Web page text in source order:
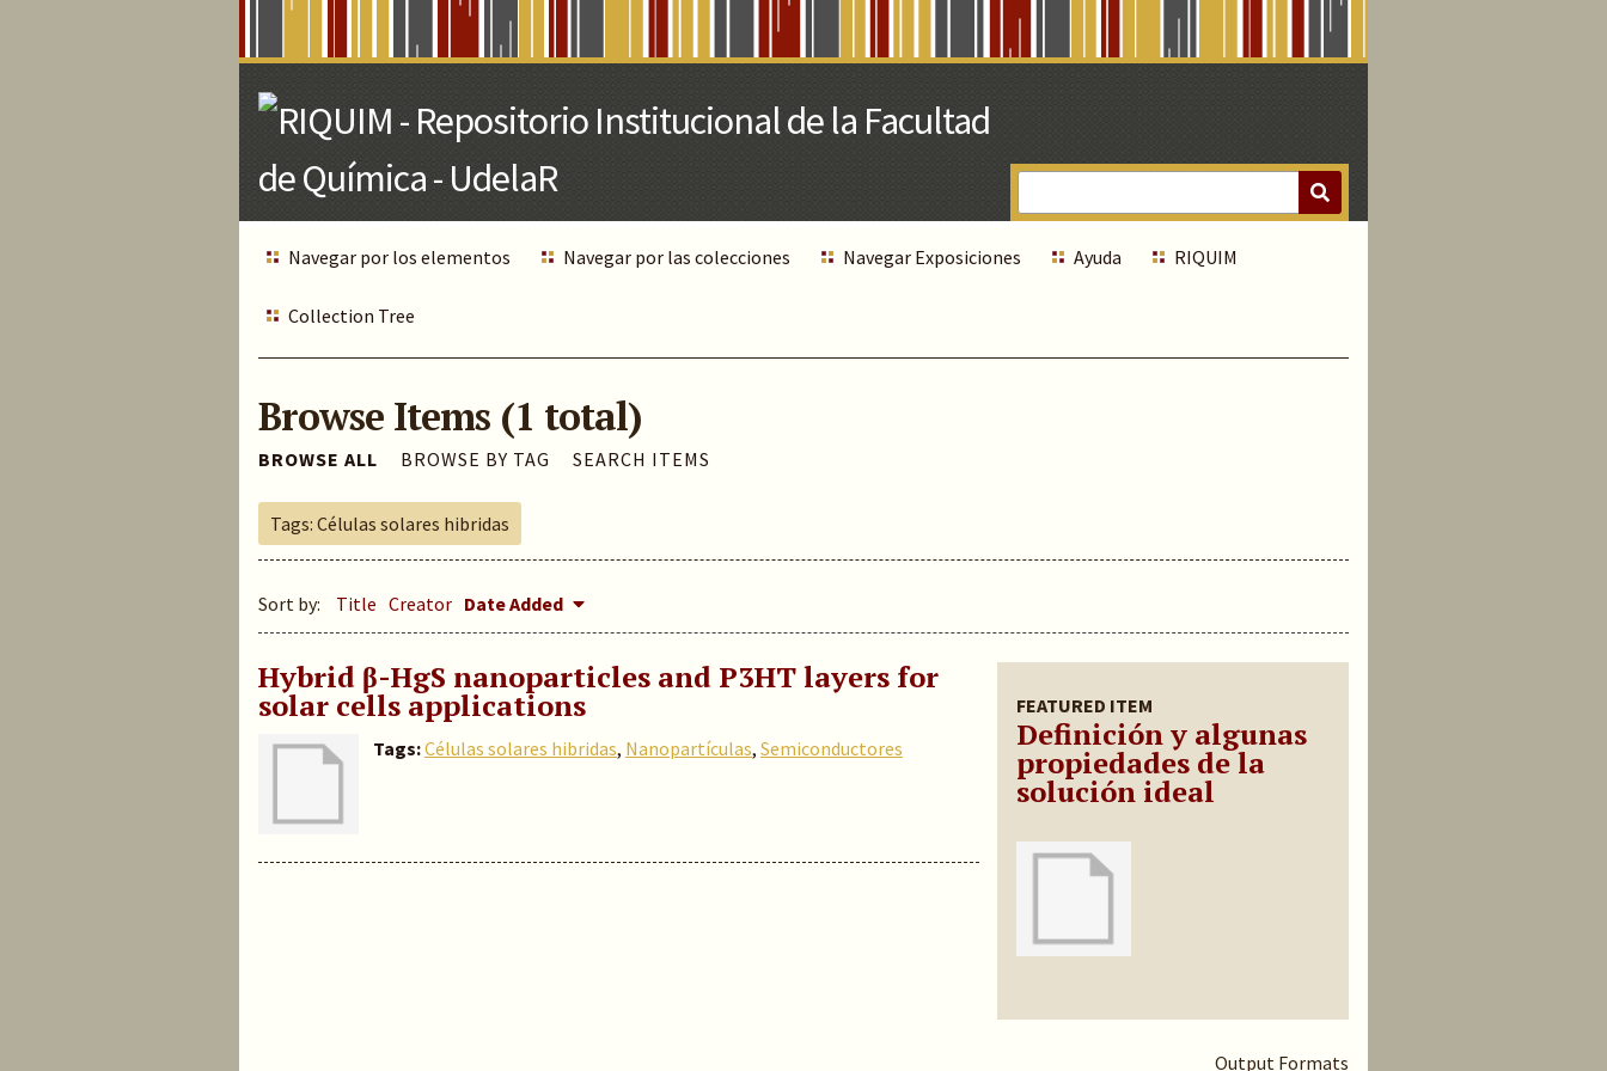
Navegar por los elementos Navegar por las colecciones Navegar Exposiciones Ayuda RIQUIM
Collection Tree
Browse Items (1 total)
BROWSE ALL BROWSE BY TAG SEARCH ITEMS
Tags: Células solares hibridas
Sort by: Title Creator Date Added
FEATURED ITEM
Definición y algunas
propiedades de la
solución ideal
Hybrid β-HgS nanoparticles and P3HT layers for
solar cells applications
Tags:Células solares hibridas, Nanopartículas, Semiconductores
Output Formats